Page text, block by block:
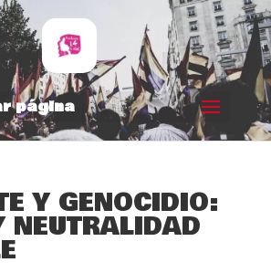
página
Y GENOCIDIO:
NEUTRALIDAD